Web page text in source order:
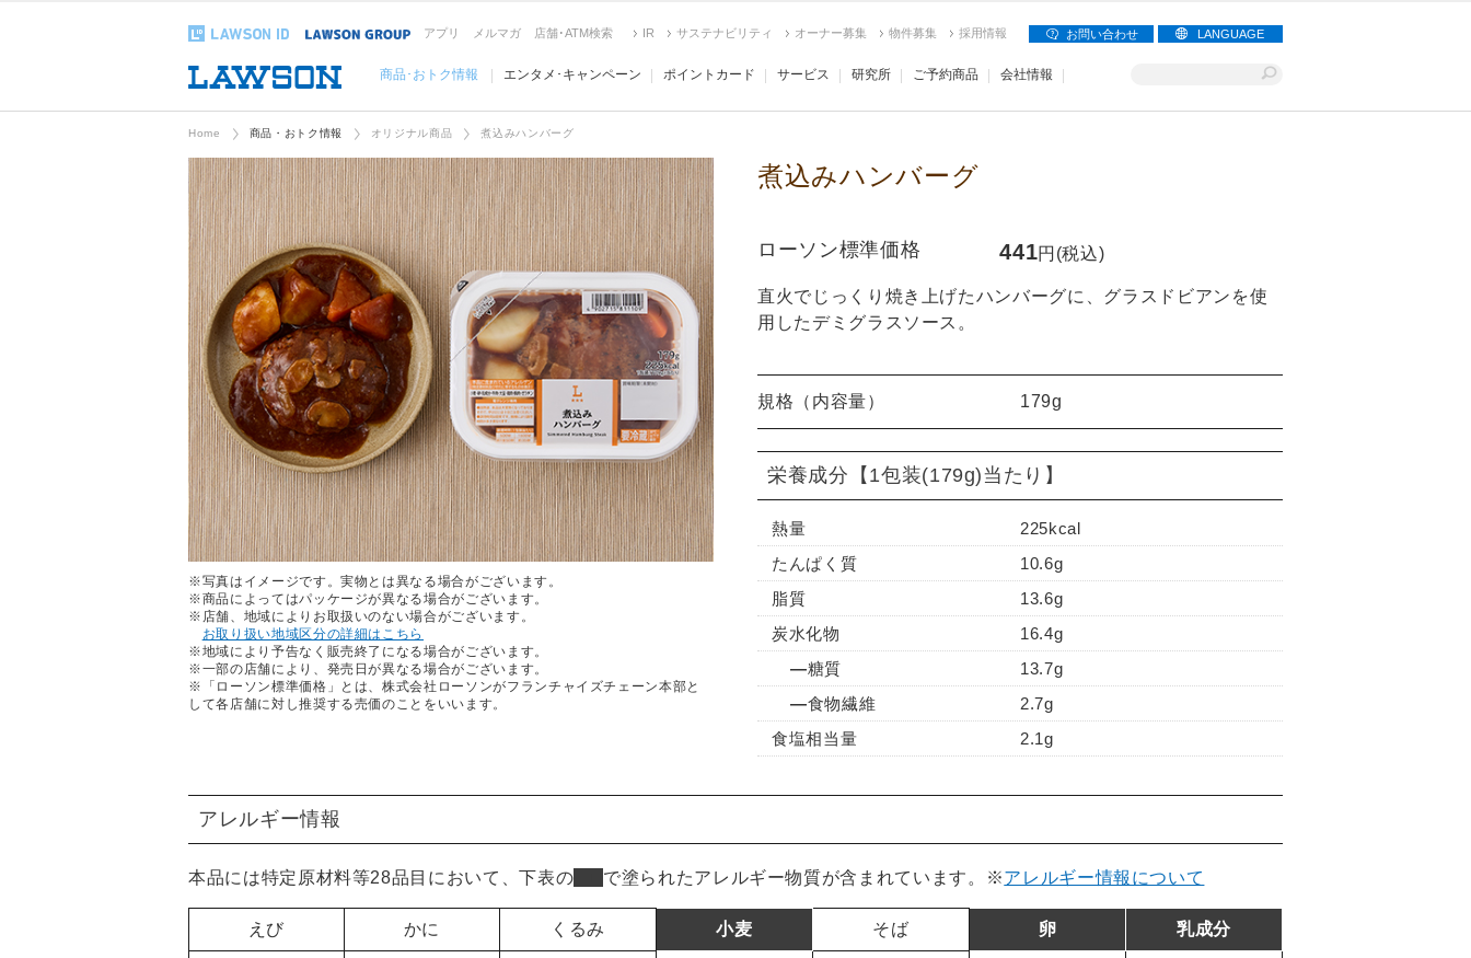
アプリ メルマガ 店舗･ATM検索 IR サステナビリティ オーナー募集 物件募集 採用情報 お問い合わせ LANGUAGE
商品･おトク情報 エンタメ･キャンペーン ポイントカード サービス 研究所 ご予約商品 会社情報
Home 商品・おトク情報 オリジナル商品 煮込みハンバーグ
※写真はイメージです。実物とは異なる場合がございます。
※商品によってはパッケージが異なる場合がございます。
※店舗、地域によりお取扱いのない場合がございます。
お取り扱い地域区分の詳細はこちら
※地域により予告なく販売終了になる場合がございます。
※一部の店舗により、発売日が異なる場合がございます。
※「ローソン標準価格」とは、株式会社ローソンがフランチャイズチェーン本部と
して各店舗に対し推奨する売価のことをいいます。
煮込みハンバーグ
ローソン標準価格 441円(税込)
直火でじっくり焼き上げたハンバーグに、グラスドビアンを使
用したデミグラスソース。
規格（内容量） 179g
栄養成分 【1包装(179g)当たり】
熱量
225kcal
たんぱく質
10.6g
脂質
13.6g
炭水化物
16.4g
糖質
13.7g
食物繊維
2.7g
食塩相当量
2.1g
アレルギー情報
本品には特定原材料等28品目において、下表の で塗られたアレルギー物質が含まれています。 ※アレルギー情報について
えび かに くるみ 小麦 そば 卵 乳成分